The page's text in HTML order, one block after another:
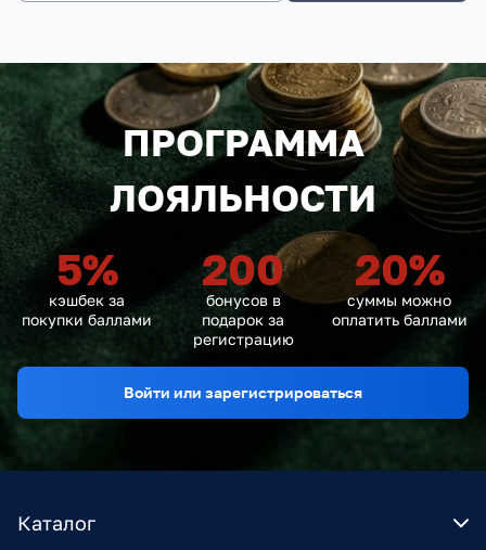
ПРОГРАММА
ЛОЯЛЬНОСТИ
5%
кэшбек за
покупки баллами
200
бонусов в
подарок за
регистрацию
20%
суммы можно
оплатить баллами
Войти или зарегистрироваться
Каталог